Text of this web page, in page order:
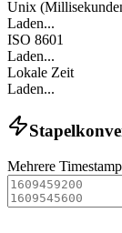
Unix
Laden...
ISO 8601
Laden...
Lokale Zeit
Laden...
Mehrere